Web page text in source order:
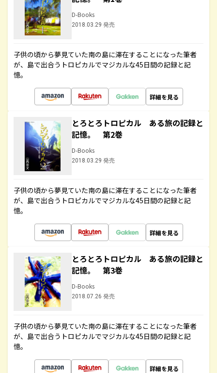
D-Books
2018.03.29 発売
子供の頃から夢見ていた南の島に滞在することになった筆者
が、島で出合うトロピカルでマジカルな45日間の記録と記
憶。
詳細を見る
とろとろトロピカル ある旅の記録と
記憶。 第2巻
D-Books
2018.03.29 発売
子供の頃から夢見ていた南の島に滞在することになった筆者
が、島で出合うトロピカルでマジカルな45日間の記録と記
憶。
詳細を見る
とろとろトロピカル ある旅の記録と
記憶。 第3巻
D-Books
2018.07.26 発売
子供の頃から夢見ていた南の島に滞在することになった筆者
が、島で出合うトロピカルでマジカルな45日間の記録と記
憶。
詳細を見る